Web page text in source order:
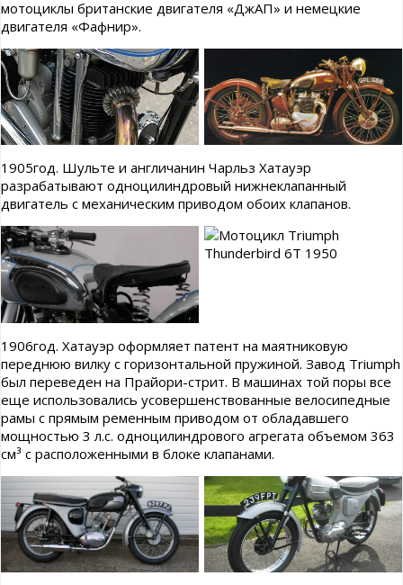
мотоциклы британские двигателя «ДжАП» и немецкие
двигателя «Фафнир».
1905год. Шульте и англичанин Чарльз Хатауэр
разрабатывают одноцилиндровый нижнеклапанный
двигатель с механическим приводом обоих клапанов.
1906год. Хатауэр оформляет патент на маятниковую
переднюю вилку с горизонтальной пружиной. Завод Triumph
был переведен на Прайори-стрит. В машинах той поры все
еще использовались усовершенствованные велосипедные
рамы с прямым ременным приводом от обладавшего
мощностью 3 л.с. одноцилиндрового агрегата объемом 363
см³ с расположенными в блоке клапанами.